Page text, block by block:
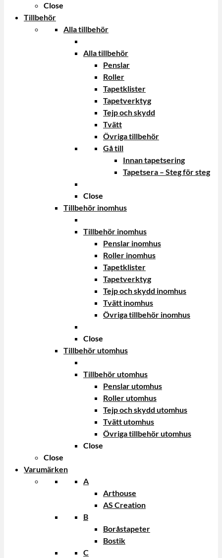
Close
Tillbehör
Alla tillbehör
Alla tillbehör
Penslar
Roller
Tapetklister
Tapetverktyg
Tejp och skydd
Tvätt
Övriga tillbehör
Gå till
Innan tapetsering
Tapetsera – Steg för steg
Close
Tillbehör inomhus
Tillbehör inomhus
Penslar inomhus
Roller inomhus
Tapetklister
Tapetverktyg
Tejp och skydd inomhus
Tvätt inomhus
Övriga tillbehör inomhus
Close
Tillbehör utomhus
Tillbehör utomhus
Penslar utomhus
Roller utomhus
Tejp och skydd utomhus
Tvätt utomhus
Övriga tillbehör utomhus
Close
Close
Varumärken
A
Arthouse
AS Creation
B
Boråstapeter
Bostik
C